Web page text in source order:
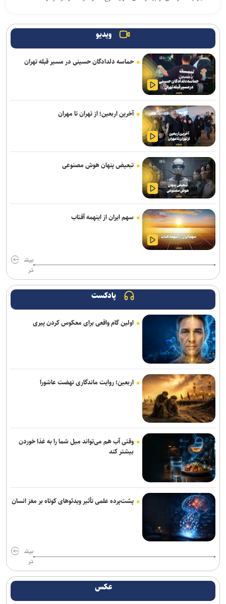
ویدیو
حماسه دلدادگان حسینی در مسیر قبله تهران
آخرین اربعین؛ از تهران تا مهران
تبعیض پنهان هوش مصنوعی
سهم ایران از اینهمه آفتاب
بیش
تر
پادکست
اولین گام واقعی برای معکوس کردن پیری
اربعین؛ روایت ماندگاری نهضت عاشورا
وقتی آب هم می‌تواند میل شما را به غذا خوردن
بیشتر کند
پشت‌پرده علمی تأثیر ویدئو‌های کوتاه بر مغز انسان
بیش
تر
عکس